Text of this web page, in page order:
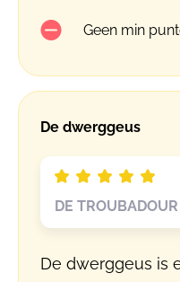
Geen min
De dwerggeus
DE
De dwerggeus is